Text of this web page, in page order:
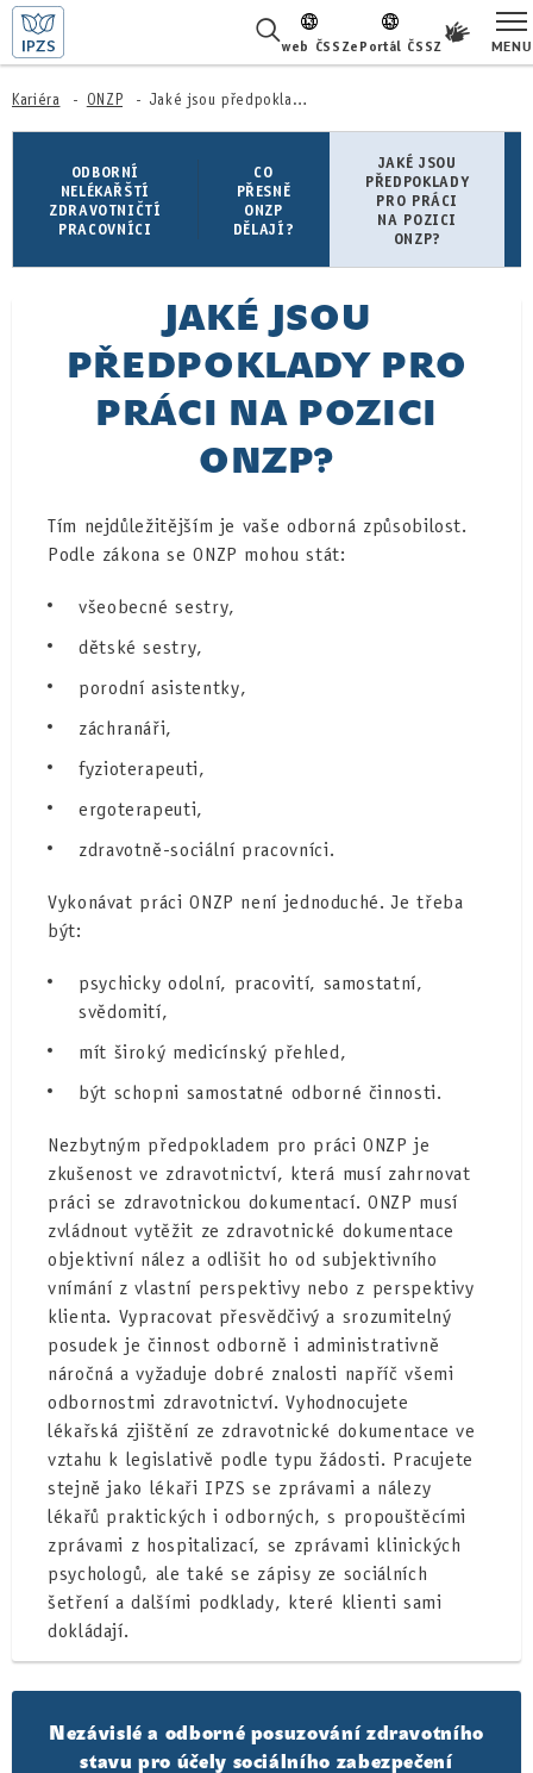
web ČSSZePortál ČSSZ MENU
ŽIVOTNÍ SITUACE
O NÁS
KARIÉRA
Kariéra ONZP Jaké jsou předpoklady pro práci na pozici ONZP?
ODBORNÍ
NELÉKAŘŠTÍ
ZDRAVOTNIČTÍ
PRACOVNÍCI
CO
PŘESNĚ
ONZP
DĚLAJÍ?
JAKÉ JSOU
PŘEDPOKLADY
PRO PRÁCI
NA POZICI
ONZP?
JAKÉ JSOU
PŘEDPOKLADY PRO
PRÁCI NA POZICI
ONZP?
Tím nejdůležitějším je vaše odborná způsobilost.
Podle zákona se ONZP mohou stát:
všeobecné sestry,
dětské sestry,
porodní asistentky,
záchranáři,
fyzioterapeuti,
ergoterapeuti,
zdravotně-sociální pracovníci.
Vykonávat práci ONZP není jednoduché. Je třeba
být:
psychicky odolní, pracovití, samostatní,
svědomití,
mít široký medicínský přehled,
být schopni samostatné odborné činnosti.
Nezbytným předpokladem pro práci ONZP je
zkušenost ve zdravotnictví, která musí zahrnovat
práci se zdravotnickou dokumentací. ONZP musí
zvládnout vytěžit ze zdravotnické dokumentace
objektivní nález a odlišit ho od subjektivního
vnímání z vlastní perspektivy nebo z perspektivy
klienta. Vypracovat přesvědčivý a srozumitelný
posudek je činnost odborně i administrativně
náročná a vyžaduje dobré znalosti napříč všemi
odbornostmi zdravotnictví. Vyhodnocujete
lékařská zjištění ze zdravotnické dokumentace ve
vztahu k legislativě podle typu žádosti. Pracujete
stejně jako lékaři IPZS se zprávami a nálezy
lékařů praktických i odborných, s propouštěcími
zprávami z hospitalizací, se zprávami klinických
psychologů, ale také se zápisy ze sociálních
šetření a dalšími podklady, které klienti sami
dokládají.
Nezávislé a odborné posuzování zdravotního
stavu pro účely sociálního zabezpečení